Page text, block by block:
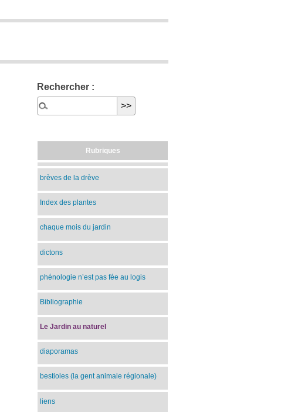
Rechercher :
Rubriques
brèves de la drève
Index des plantes
chaque mois du jardin
dictons
phénologie n’est pas fée au logis
Bibliographie
Le Jardin au naturel
diaporamas
bestioles (la gent animale régionale)
liens